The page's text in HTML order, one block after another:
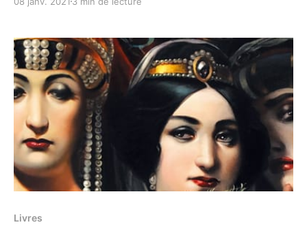
rouler en boule devant un petit feu et de t'immerger
Livres